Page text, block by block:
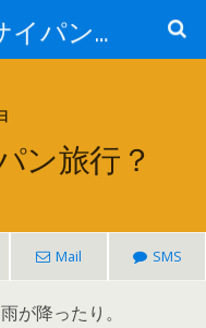
エーストマトのサイパンダイビング日記
ン旅行？
Mail SMS
が降ったり。